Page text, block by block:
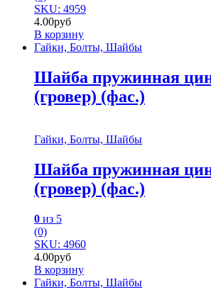
SKU: 4959
4.00руб
В корзину
Гайки, Болты, Шайбы
Шайба пружинная
(гровер) (фас.)
Гайки, Болты, Шайбы
Шайба пружинная
(гровер) (фас.)
0 из 5
(0)
SKU: 4960
4.00руб
В корзину
Гайки, Болты, Шайбы